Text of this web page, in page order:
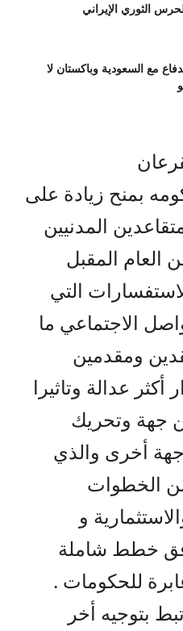
الثوري الإيراني
مع السعودية وباكستان لا
بمنح زيادة على
المدنيين
العام المقبل
التي
الاجتماعي ما
ومقدمين
عدالة وتاثيرا
جهة وتحريك
أخرى والذي
الخطوات
و
خطط شاملة
للحكومات .
بتوجيه أخر